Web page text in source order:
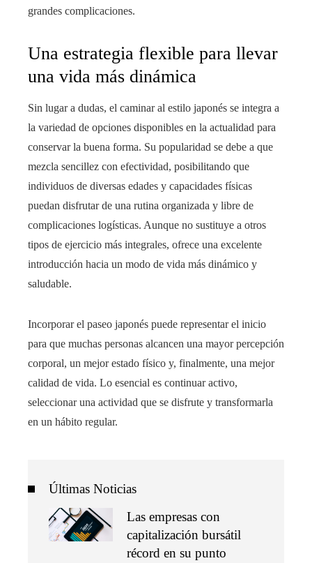
grandes complicaciones.
Una estrategia flexible para llevar
una vida más dinámica
Sin lugar a dudas, el caminar al estilo japonés se integra a
la variedad de opciones disponibles en la actualidad para
conservar la buena forma. Su popularidad se debe a que
mezcla sencillez con efectividad, posibilitando que
individuos de diversas edades y capacidades físicas
puedan disfrutar de una rutina organizada y libre de
complicaciones logísticas. Aunque no sustituye a otros
tipos de ejercicio más integrales, ofrece una excelente
introducción hacia un modo de vida más dinámico y
saludable.
Incorporar el paseo japonés puede representar el inicio
para que muchas personas alcancen una mayor percepción
corporal, un mejor estado físico y, finalmente, una mejor
calidad de vida. Lo esencial es continuar activo,
seleccionar una actividad que se disfrute y transformarla
en un hábito regular.
Últimas Noticias
Las empresas con
capitalización bursátil
récord en su punto